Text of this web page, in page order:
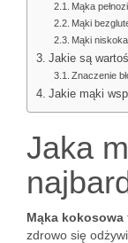
Mąka
Mąki
Mąki
Jakie są
Znaczenie
Jakie mąki
Jaka
Mąka kokosowa
zdrowo się